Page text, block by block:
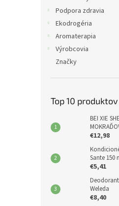
Podpora zdravia
Ekodrogéria
Aromaterapia
Výrobcovia
Značky
Top 10 produktov
BEI XIE
€12,98
Sante 150
€5,41
Weleda
€8,40